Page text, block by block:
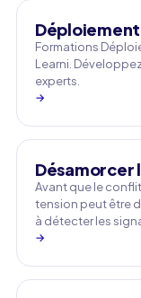
Formations
Learni.
experts.
→
Désamorcer
Avant que le
tension peut être
à détecter les
→